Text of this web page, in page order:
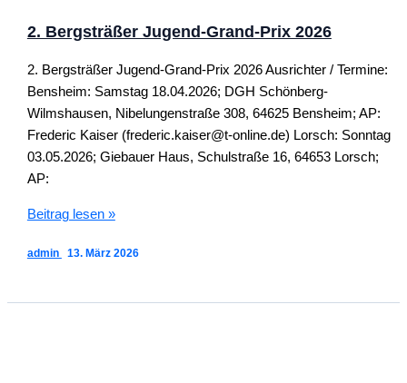
2. Bergsträßer Jugend-Grand-Prix 2026
2. Bergsträßer Jugend-Grand-Prix 2026 Ausrichter / Termine:
Bensheim: Samstag 18.04.2026; DGH Schönberg-
Wilmshausen, Nibelungenstraße 308, 64625 Bensheim; AP:
Frederic Kaiser (frederic.kaiser@t-online.de) Lorsch: Sonntag
03.05.2026; Giebauer Haus, Schulstraße 16, 64653 Lorsch;
AP:
2.
Jugend-
Prix
Beitrag lesen »
admin 13. März 2026